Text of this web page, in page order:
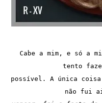
Cabe a mim, e só a
tento
possível. A única coisa
não fui